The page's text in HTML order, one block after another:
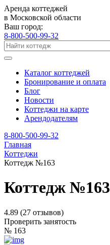
Аренда коттеджей
в Московской области
Ваш город:
8-800-500-99-32
Каталог коттеджей
Бронирование и оплата
Блог
Новости
Коттеджи на карте
Арендодателям
8-800-500-99-32
Главная
Коттеджи
Коттедж №163
Коттедж №163
4.89 (27 отзывов)
Проверить занятость
№ 163